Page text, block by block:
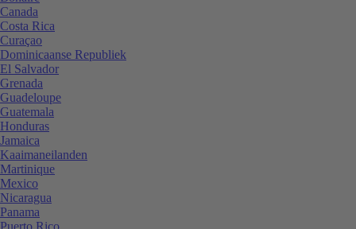
Canada
Costa Rica
Curaçao
Dominicaanse Republiek
El Salvador
Grenada
Guadeloupe
Guatemala
Honduras
Jamaica
Kaaimaneilanden
Martinique
Mexico
Nicaragua
Panama
Puerto Rico